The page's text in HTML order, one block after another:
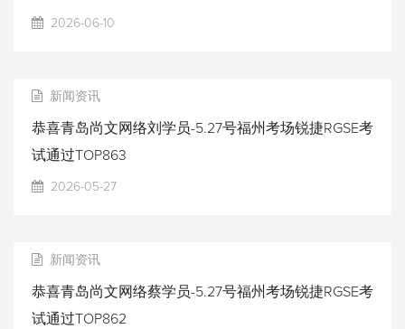
2026-06-10
新闻资讯
恭喜青岛尚文网络刘学员-5.27号福州考场锐捷RGSE考
试通过TOP863
2026-05-27
新闻资讯
恭喜青岛尚文网络蔡学员-5.27号福州考场锐捷RGSE考
试通过TOP862